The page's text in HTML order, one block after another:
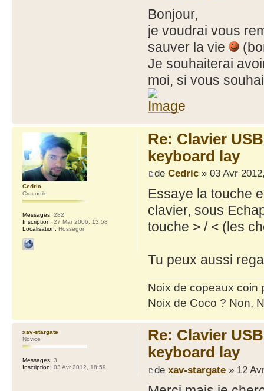
Bonjour,
je voudrai vous
sauver la vie
Je souhaiterai
moi, si vous
Re: Clavier
keyboard lay
de Cedric» 03 Avr
Essaye la touche
clavier, sous
touche > / < (les
Tu peux aussi
Noix de copeaux coin
Noix de Coco ? Non,
Cedric
Crocodile
Messages: 282
Inscription: 27 Mar 2006, 13:58
Localisation: Hossegor
Re: Clavier
keyboard lay
de xav-stargate» 12
xav-stargate
Novice
Messages: 3
Inscription: 03 Avr 2012, 18:59